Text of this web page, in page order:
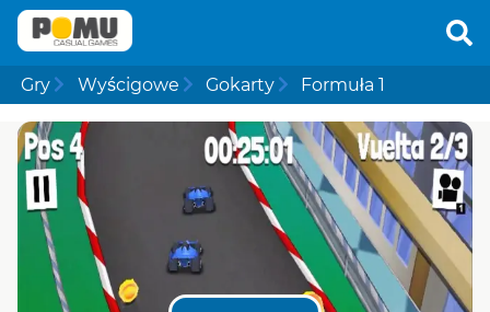
Gry Wyścigowe Gokarty Formuła 1